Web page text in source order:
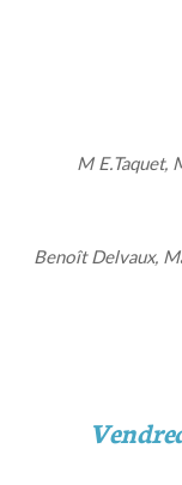
M E.Taquet,
Benoît Delvaux,